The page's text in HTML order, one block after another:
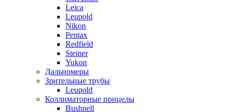
Leica
Leupold
Nikon
Pentax
Redfield
Steiner
Yukon
Дальномеры
Зрительные трубы
Leupold
Коллиматорные прицелы
Bushnell